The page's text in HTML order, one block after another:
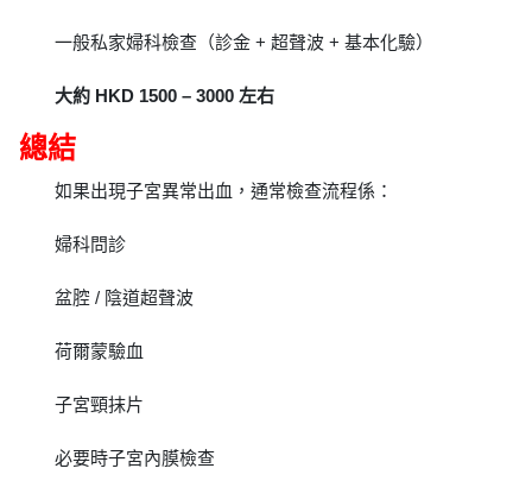
一般私家婦科檢查（診金 + 超聲波 + 基本化驗）
大約 HKD 1500 – 3000 左右
總結
如果出現子宮異常出血，通常檢查流程係：
婦科問診
盆腔 / 陰道超聲波
荷爾蒙驗血
子宮頸抹片
必要時子宮內膜檢查